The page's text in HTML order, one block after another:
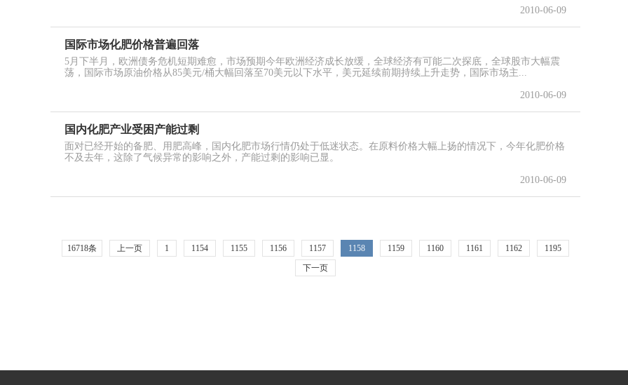
2010-06-09
国际市场化肥价格普遍回落
5月下半月，欧洲债务危机短期难愈，市场预期今年欧洲经济成长放缓，全球经济有可能二次探底，全球股市大幅震
荡，国际市场原油价格从85美元/桶大幅回落至70美元以下水平，美元延续前期持续上升走势，国际市场主...
2010-06-09
国内化肥产业受困产能过剩
面对已经开始的备肥、用肥高峰，国内化肥市场行情仍处于低迷状态。在原料价格大幅上扬的情况下，今年化肥价格
不及去年，这除了气候异常的影响之外，产能过剩的影响已显。
2010-06-09
16718条 上一页 1 1154 1155 1156 1157 1158 1159 1160 1161 1162
1195
下一页